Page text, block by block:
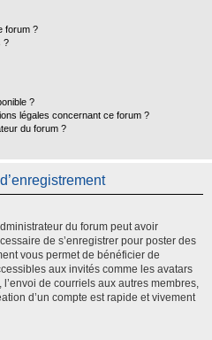
forum ?
?
?
légales concernant ce forum ?
du forum ?
du forum peut avoir
de s’enregistrer pour poster des
vous permet de bénéficier de
aux invités comme les avatars
de courriels aux autres membres,
d’un compte est rapide et vivement